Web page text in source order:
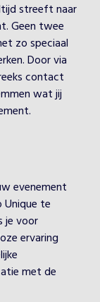
streeft naar
Geen twee
zo speciaal
Door via
contact
wat jij
evenement
te
je voor
ervaring
met de